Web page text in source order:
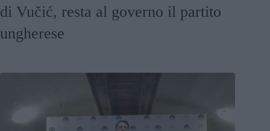
di Vučić, resta al governo il partito
ungherese